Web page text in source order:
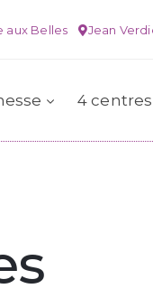
aux Belles Jean
4 centres